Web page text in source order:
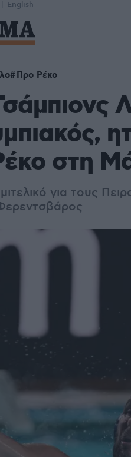
English
Προ Ρέκο
στη
για τους